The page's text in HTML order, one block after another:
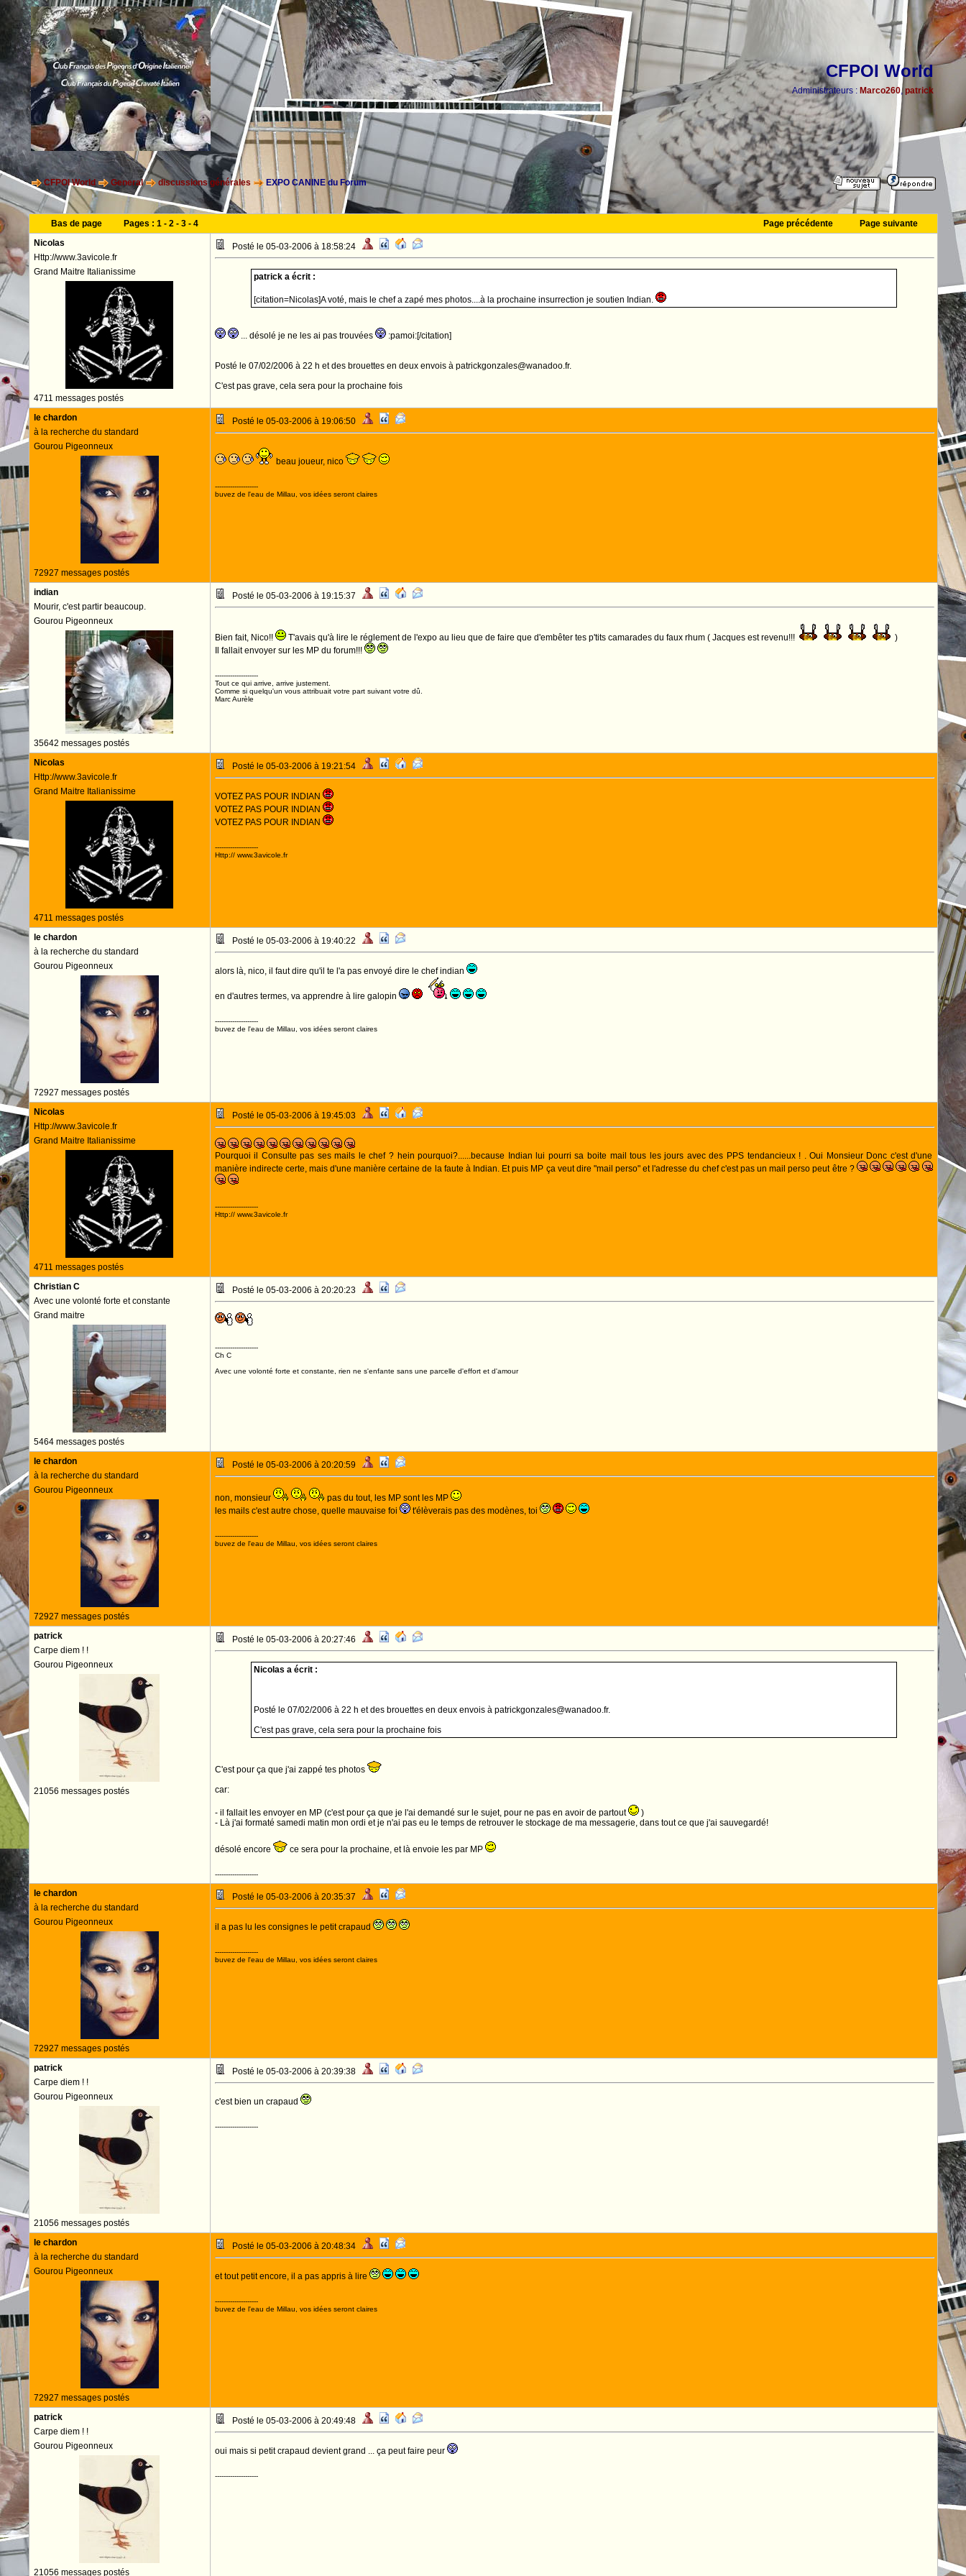
CFPOI World
Administrateurs : Marco260, patrick
CFPOI World General discussions générales EXPO CANINE du Forum
Bas de page Pages : 1- 2- 3- 4 Page précédente
Page suivante
Nicolas
Http://www.3avicole.fr
Grand Maitre Italianissime
4711 messages postés
Posté le 05-03-2006 à 18:58:24
patrick a écrit :
[citation=Nicolas]A voté, mais le chef a zapé mes photos....à la prochaine insurrection je soutien Indian.
... désolé je ne les ai pas trouvées :pamoi:[/citation]
Posté le 07/02/2006 à 22 h et des brouettes en deux envois à patrickgonzales@wanadoo.fr.
C'est pas grave, cela sera pour la prochaine fois
le chardon
à la recherche du standard
Gourou Pigeonneux
72927 messages postés
Posté le 05-03-2006 à 19:06:50
beau joueur, nico
--------------------
buvez de l'eau de Millau, vos idées seront claires
indian
Mourir, c'est partir beaucoup.
Gourou Pigeonneux
35642 messages postés
Posté le 05-03-2006 à 19:15:37
Bien fait, Nico!! T'avais qu'à lire le réglement de l'expo au lieu que de faire que d'embêter tes p'tits camarades du faux rhum ( Jacques est revenu!!!
)
Il fallait envoyer sur les MP du forum!!!
--------------------
Tout ce qui arrive, arrive justement.
Comme si quelqu'un vous attribuait votre part suivant votre dû.
Marc Aurèle
Nicolas
Http://www.3avicole.fr
Grand Maitre Italianissime
4711 messages postés
Posté le 05-03-2006 à 19:21:54
VOTEZ PAS POUR INDIAN
VOTEZ PAS POUR INDIAN
VOTEZ PAS POUR INDIAN
--------------------
Http:// www.3avicole.fr
le chardon
à la recherche du standard
Gourou Pigeonneux
72927 messages postés
Posté le 05-03-2006 à 19:40:22
alors là, nico, il faut dire qu'il te l'a pas envoyé dire le chef indian
en d'autres termes, va apprendre à lire galopin
--------------------
buvez de l'eau de Millau, vos idées seront claires
Nicolas
Http://www.3avicole.fr
Grand Maitre Italianissime
4711 messages postés
Posté le 05-03-2006 à 19:45:03
Pourquoi il Consulte pas ses mails le chef ? hein pourquoi?......because Indian lui pourri sa boite mail tous les jours avec des PPS tendancieux ! . Oui Monsieur Donc c'est d'une
manière indirecte certe, mais d'une manière certaine de la faute à Indian. Et puis MP ça veut dire "mail perso" et l'adresse du chef c'est pas un mail perso peut être ?
--------------------
Http:// www.3avicole.fr
Christian C
Avec une volonté forte et constante
Grand maitre
5464 messages postés
Posté le 05-03-2006 à 20:20:23
--------------------
Ch C
Avec une volonté forte et constante, rien ne s'enfante sans une parcelle d'effort et d'amour
le chardon
à la recherche du standard
Gourou Pigeonneux
72927 messages postés
Posté le 05-03-2006 à 20:20:59
non, monsieur
pas du tout, les MP sont les MP
les mails c'est autre chose, quelle mauvaise foi
t'élèverais pas des modènes, toi
--------------------
buvez de l'eau de Millau, vos idées seront claires
patrick
Carpe diem ! !
Gourou Pigeonneux
21056 messages postés
Posté le 05-03-2006 à 20:27:46
Nicolas a écrit :
Posté le 07/02/2006 à 22 h et des brouettes en deux envois à patrickgonzales@wanadoo.fr.
C'est pas grave, cela sera pour la prochaine fois
C'est pour ça que j'ai zappé tes photos
car:
- il fallait les envoyer en MP (c'est pour ça que je l'ai demandé sur le sujet, pour ne pas en avoir de partout
)
- Là j'ai formaté samedi matin mon ordi et je n'ai pas eu le temps de retrouver le stockage de ma messagerie, dans tout ce que j'ai sauvegardé!
désolé encore ce sera pour la prochaine, et là envoie les par MP
--------------------
le chardon
à la recherche du standard
Gourou Pigeonneux
72927 messages postés
Posté le 05-03-2006 à 20:35:37
il a pas lu les consignes le petit crapaud
--------------------
buvez de l'eau de Millau, vos idées seront claires
patrick
Carpe diem ! !
Gourou Pigeonneux
21056 messages postés
Posté le 05-03-2006 à 20:39:38
c'est bien un crapaud
--------------------
le chardon
à la recherche du standard
Gourou Pigeonneux
72927 messages postés
Posté le 05-03-2006 à 20:48:34
et tout petit encore, il a pas appris à lire
--------------------
buvez de l'eau de Millau, vos idées seront claires
patrick
Carpe diem ! !
Gourou Pigeonneux
21056 messages postés
Posté le 05-03-2006 à 20:49:48
oui mais si petit crapaud devient grand ... ça peut faire peur
--------------------